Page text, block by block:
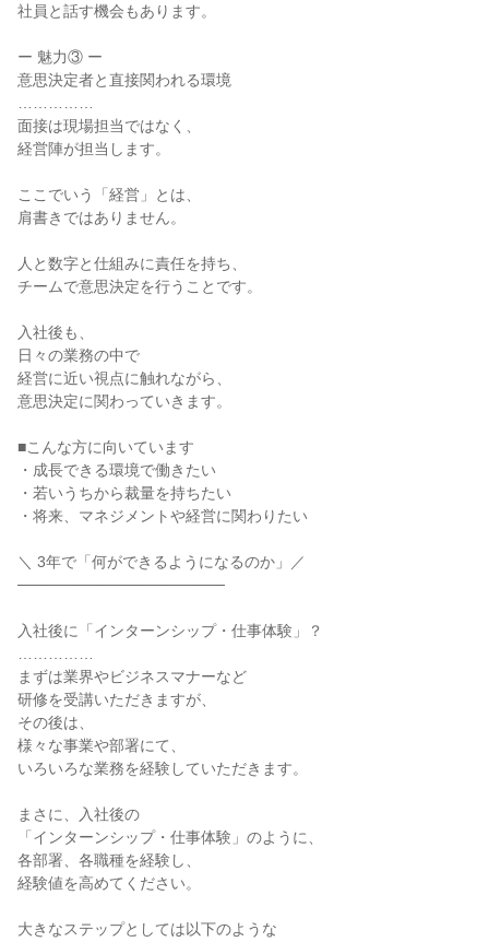
社員と話す機会もあります。
ー 魅力③ ー
意思決定者と直接関われる環境
面接は現場担当ではなく、
経営陣が担当します。
ここでいう「経営」とは、
肩書きではありません。
人と数字と仕組みに責任を持ち、
チームで意思決定を行うことです。
入社後も、
日々の業務の中で
経営に近い視点に触れながら、
意思決定に関わっていきます。
■こんな方に向いています
・成長できる環境で働きたい
・若いうちから裁量を持ちたい
・将来、マネジメントや経営に関わりたい
＼ 3年で「何ができるようになるのか」／
───────────────────
入社後に「インターンシップ・仕事体験」？
まずは業界やビジネスマナーなど
研修を受講いただきますが、
その後は、
様々な事業や部署にて、
いろいろな業務を経験していただきます。
まさに、入社後の
「インターンシップ・仕事体験」のように、
各部署、各職種を経験し、
経験値を高めてください。
大きなステップとしては以下のような